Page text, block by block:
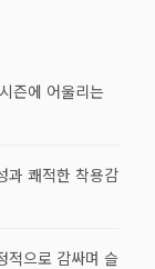
즌에 어울리는
과 쾌적한 착용감
적으로 감싸며 슬